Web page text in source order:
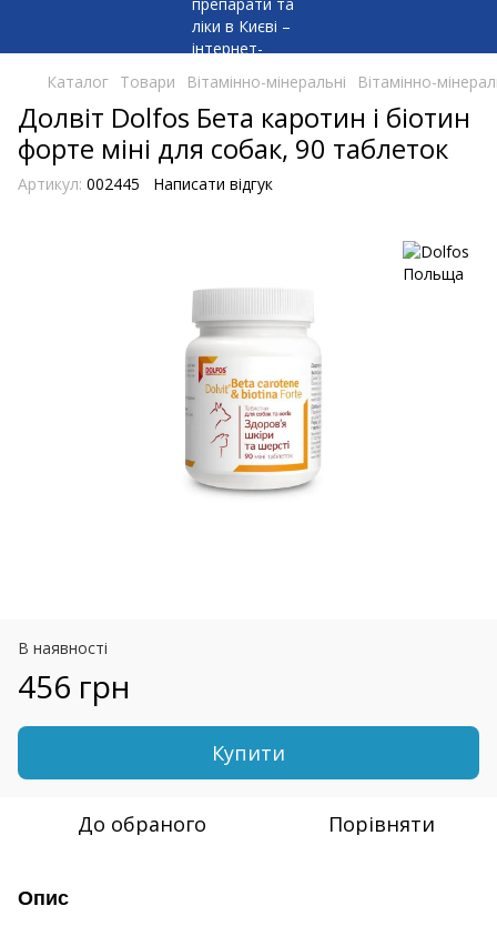
Каталог Товари Вітамінно-мінеральні Вітамінно-
Долвіт Dolfos Бета каротин і біотин
форте міні для собак, 90 таблеток
Артикул: 002445 Написати відгук
В наявності
456 грн
Купити
До обраного Порівняти
Опис